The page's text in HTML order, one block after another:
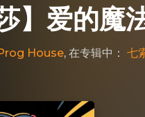
莎】爱的
House, 在专辑中： 七